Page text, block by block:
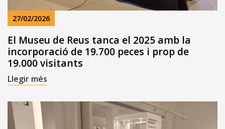
27/02/2026
El Museu de Reus tanca el 2025 amb la
incorporació de 19.700 peces i prop de
19.000 visitants
Llegir més